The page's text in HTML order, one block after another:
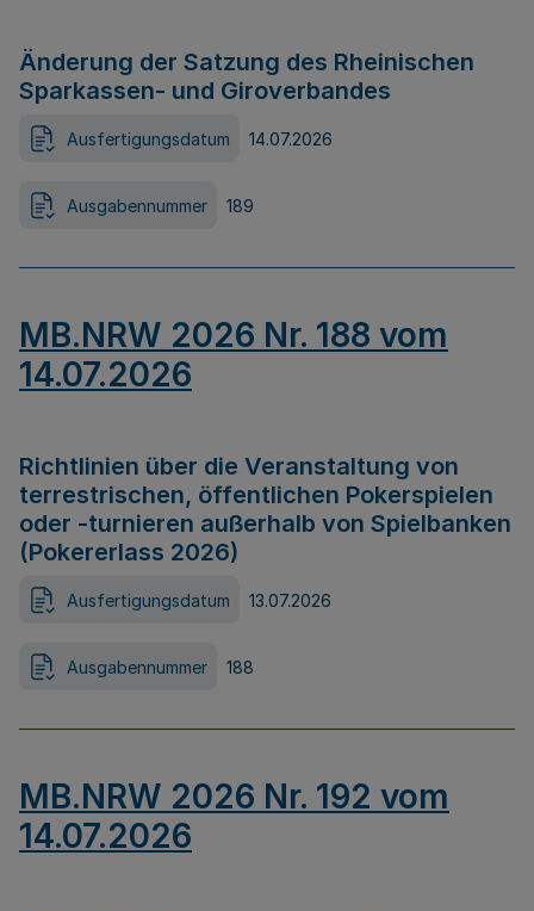
Änderung der Satzung des Rheinischen
Sparkassen- und Giroverbandes
Ausfertigungsdatum 14.07.2026
Ausgabennummer 189
MB.NRW 2026 Nr. 188 vom
14.07.2026
Richtlinien über die Veranstaltung von
terrestrischen, öffentlichen Pokerspielen
oder -turnieren außerhalb von Spielbanken
(Pokererlass 2026)
Ausfertigungsdatum 13.07.2026
Ausgabennummer 188
MB.NRW 2026 Nr. 192 vom
14.07.2026